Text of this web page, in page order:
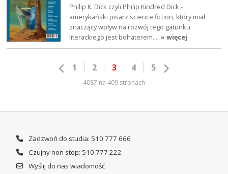
Philip K. Dick czyli Philip Kindred Dick -
amerykański pisarz science fiction, który miał
znaczący wpływ na rozwój tego gatunku
literackiego jest bohaterem… » więcej
1 2 3 4 5
4087 na 409 stronach
Zadzwoń do studia: 510 777 666
Czujny non stop: 510 777 222
Wyślij do nas wiadomość